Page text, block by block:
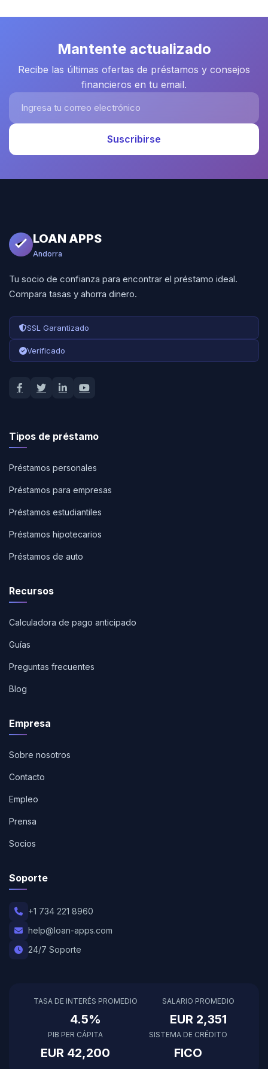
Mantente actualizado
Recibe las últimas ofertas de préstamos y consejos
financieros en tu email.
Ingresa tu correo electrónico
Suscribirse
LOAN APPS
Andorra
Tu socio de confianza para encontrar el préstamo ideal.
Compara tasas y ahorra dinero.
SSL Garantizado
Verificado
Tipos de préstamo
Préstamos personales
Préstamos para empresas
Préstamos estudiantiles
Préstamos hipotecarios
Préstamos de auto
Recursos
Calculadora de pago anticipado
Guías
Preguntas frecuentes
Blog
Empresa
Sobre nosotros
Contacto
Empleo
Prensa
Socios
Soporte
+1 734 221 8960
help@loan-apps.com
24/7 Soporte
TASA DE INTERÉS PROMEDIO
4.5%
SALARIO PROMEDIO
EUR 2,351
PIB PER CÁPITA
EUR 42,200
SISTEMA DE CRÉDITO
FICO